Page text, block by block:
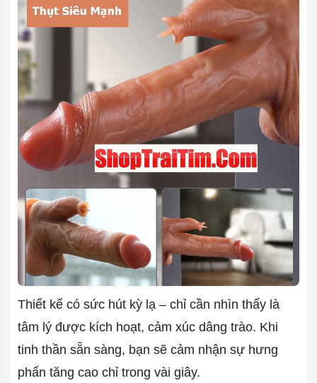
Thiết kế có sức hút kỳ lạ – chỉ cần nhìn thấy là
tâm lý được kích hoạt, cảm xúc dâng trào. Khi
tinh thần sẵn sàng, bạn sẽ cảm nhận sự hưng
phấn tăng cao chỉ trong vài giây.